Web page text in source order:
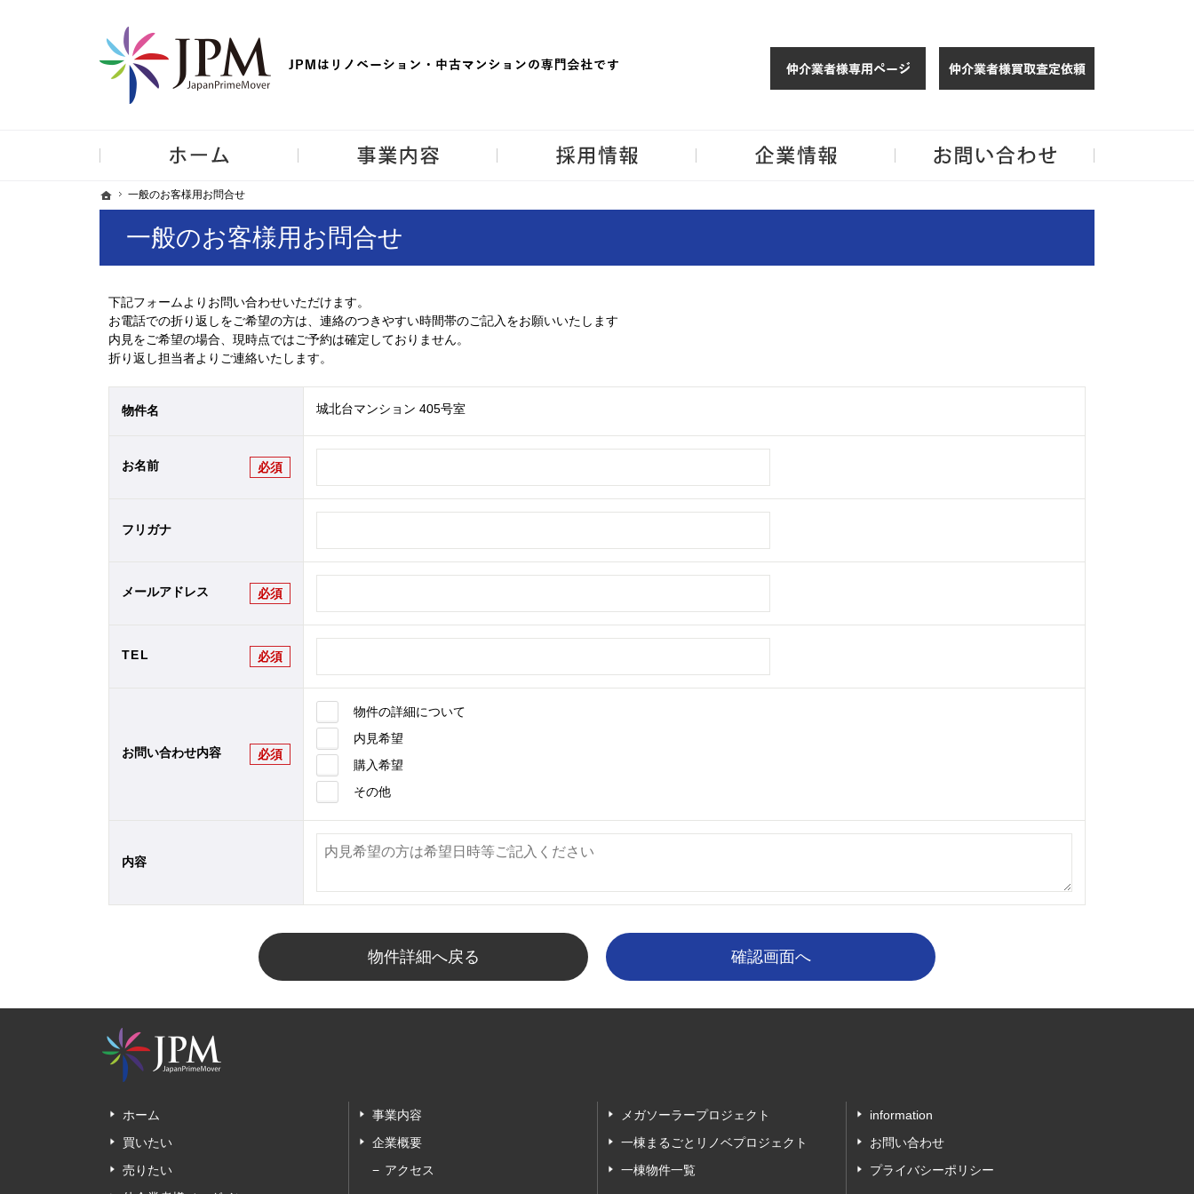
ホーム
一般のお客様用お問合せ
一般のお客様用お問合せ
下記フォームよりお問い合わせいただけます。
お電話での折り返しをご希望の方は、連絡のつきやすい時間帯のご記入をお願いいたします
内見をご希望の場合、現時点ではご予約は確定しておりません。
折り返し担当者よりご連絡いたします。
物件名 城北台マンション 405号室
お名前 必須
フリガナ
メールアドレス 必須
TEL 必須
お問い合わせ内容 必須
物件の詳細について
内見希望
購入希望
その他
内容
物件詳細へ戻る
ホーム
買いたい
売りたい
事業内容
企業概要
アクセス
メガソーラープロジェクト
一棟まるごとリノベプロジェクト
一棟物件一覧
information
お問い合わせ
プライバシーポリシー
ホーム
一般のお客様用お問合せ